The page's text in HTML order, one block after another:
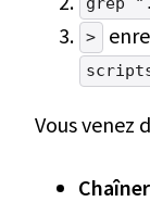
>
Vous venez
Chaîner